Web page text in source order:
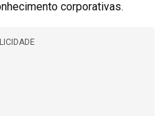
corporativas.